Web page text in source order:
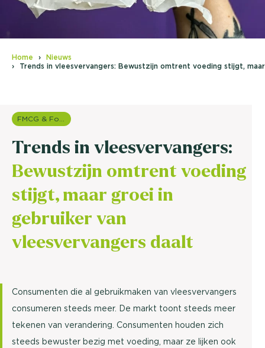
Home
Nieuws
Trends in vleesvervangers: Bewustzijn omtrent voeding stijgt,
FMCG & Food branche
Trends in vleesvervangers:
Bewustzijn omtrent voeding
stijgt, maar groei in
gebruiker van
vleesvervangers daalt
Consumenten die al gebruikmaken van vleesvervangers
consumeren steeds meer. De markt toont steeds meer
tekenen van verandering. Consumenten houden zich
steeds bewuster bezig met voeding, maar ze lijken ook